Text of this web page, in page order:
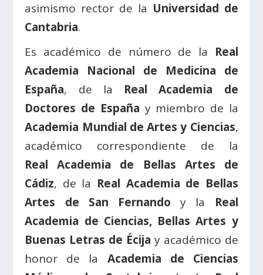
asimismo rector de la Universidad de
Cantabria.
Es académico de número de la Real
Academia Nacional de Medicina de
España, de la Real Academia de
Doctores de España y miembro de la
Academia Mundial de Artes y Ciencias,
académico correspondiente de la
Real Academia de Bellas Artes de
Cádiz, de la Real Academia de Bellas
Artes de San Fernando y la Real
Academia de Ciencias, Bellas Artes y
Buenas Letras de Écija y académico de
honor de la Academia de Ciencias